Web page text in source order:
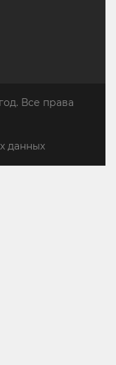
Все права
данных